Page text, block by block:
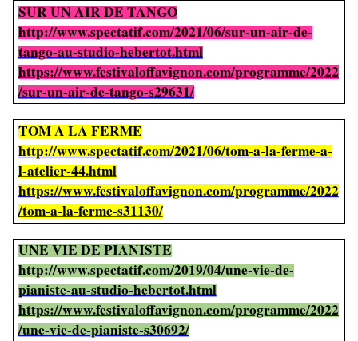
SUR UN AIR DE TANGO
http://www.spectatif.com/2021/06/sur-un-air-de-
tango-au-studio-hebertot.html
https://www.festivaloffavignon.com/programme/2022
/sur-un-air-de-tango-s29631/
TOM A LA FERME
http://www.spectatif.com/2021/06/tom-a-la-ferme-a-
l-atelier-44.html
https://www.festivaloffavignon.com/programme/2022
/tom-a-la-ferme-s31130/
UNE VIE DE PIANISTE
http://www.spectatif.com/2019/04/une-vie-de-
pianiste-au-studio-hebertot.html
https://www.festivaloffavignon.com/programme/2022
/une-vie-de-pianiste-s30692/